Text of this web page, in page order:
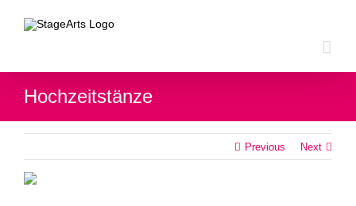
Hochzeitstänze
Previous Next